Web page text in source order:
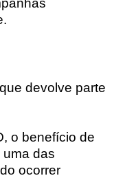
devolve parte
o benefício de
das
ocorrer